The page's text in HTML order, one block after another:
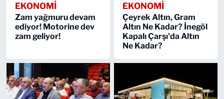
EKONOMİ
Zam yağmuru devam
ediyor! Motorine dev
zam geliyor!
EKONOMİ
Çeyrek Altın, Gram
Altın Ne Kadar? İnegöl
Kapalı Çarşı'da Altın
Ne Kadar?